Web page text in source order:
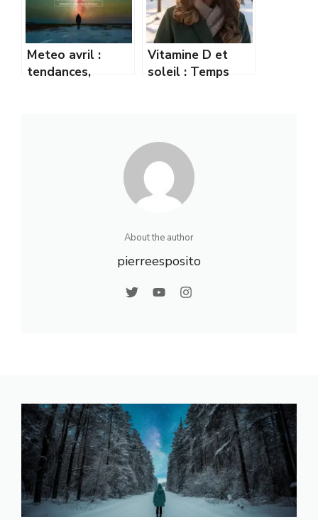
Meteo avril :
tendances,
Vitamine D et
soleil : Temps
About the author
pierreesposito